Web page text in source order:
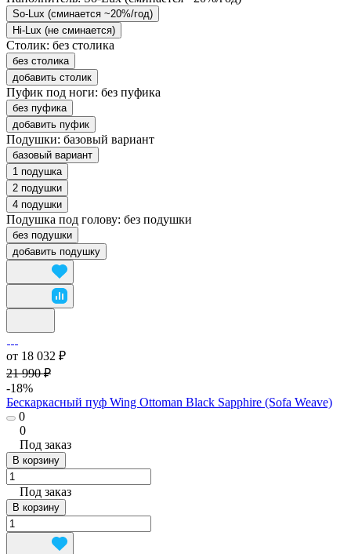
So-Lux (cминается ~20%/год)
Hi-Lux (не сминается)
Столик: без столика
без столика
добавить столик
Пуфик под ноги: без пуфика
без пуфика
добавить пуфик
Подушки: базовый вариант
базовый вариант
1 подушка
2 подушки
4 подушки
Подушка под голову: без подушки
без подушки
добавить подушку
от 18 032 ₽
21 990 ₽
-18%
Бескаркасный пуф Wing Ottoman Black Sapphire (Sofa Weave)
0
0
Под заказ
В корзину
Под заказ
В корзину